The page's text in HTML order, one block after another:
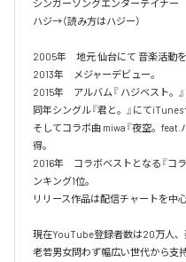
シンガーソングエンターテイナー
ハジ→（読み方はハジー）
2005年　地元 仙台にて 音楽活動を
2013年　メジャーデビュー。
2015年　アルバム『 ハジベスト。
同年シングル『君と。』にてiTunes
そしてコラボ曲 miwa『夜空。
得。
2016年　コラボベストとなる『コ
ンキング1位。
リリース作品は配信チャートを中
現在YouTube登録者数は20万人、
老若男女問わず幅広い世代から支